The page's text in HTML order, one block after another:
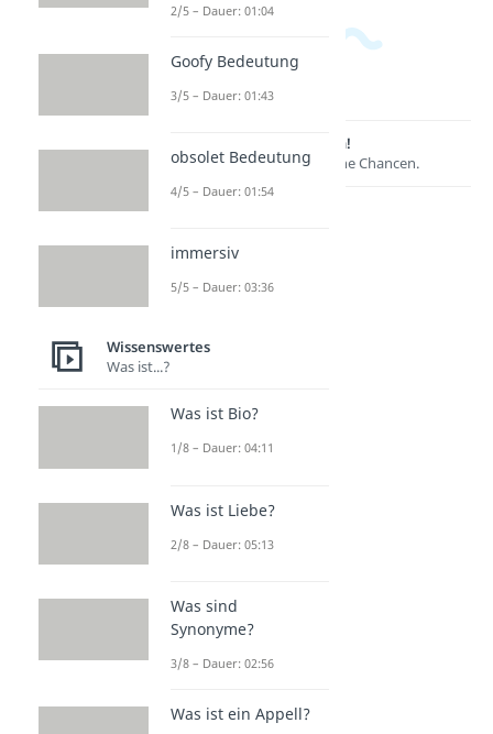
Lernen lohnt sich!
Entdecke hier deine Chancen.
Weitere Inhalte:
Wissenswertes
Witze
Dauer: 03:08
Schwarzer Humor
Dauer: 01:44
Wortwitze
Dauer: 03:20
Dad Jokes
2/5 – Dauer: 01:04
Goofy Bedeutung
3/5 – Dauer: 01:43
obsolet Bedeutung
4/5 – Dauer: 01:54
immersiv
5/5 – Dauer: 03:36
Wissenswertes
Was ist...?
Was ist Bio?
1/8 – Dauer: 04:11
Was ist Liebe?
2/8 – Dauer: 05:13
Was sind
Synonyme?
3/8 – Dauer: 02:56
Was ist ein Appell?